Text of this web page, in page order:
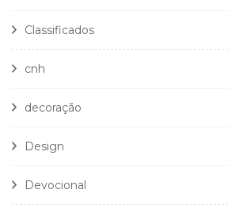
Classificados
cnh
decoração
Design
Devocional